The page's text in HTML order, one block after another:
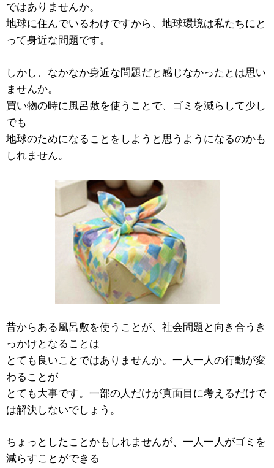
ではありませんか。
地球に住んでいるわけですから、地球環境は私たちにと
って身近な問題です。
しかし、なかなか身近な問題だと感じなかったとは思い
ませんか。
買い物の時に風呂敷を使うことで、ゴミを減らして少し
でも
地球のためになることをしようと思うようになるのかも
しれません。
昔からある風呂敷を使うことが、社会問題と向き合うき
っかけとなることは
とても良いことではありませんか。一人一人の行動が変
わることが
とても大事です。一部の人だけが真面目に考えるだけで
は解決しないでしょう。
ちょっとしたことかもしれませんが、一人一人がゴミを
減らすことができる